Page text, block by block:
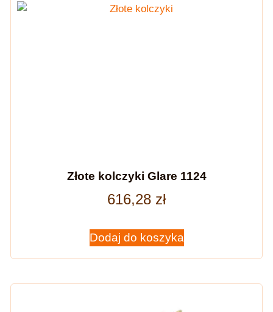
Złote kolczyki Glare 1124
616,28 zł
Dodaj do koszyka